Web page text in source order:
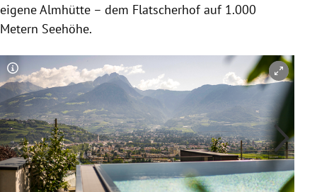
eigene Almhütte – dem Flatscherhof auf 1.000
Metern Seehöhe.
Copyright-Hinweis öffnen/schließen